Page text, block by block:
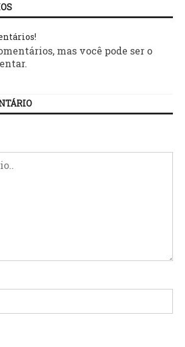
mas você pode ser o